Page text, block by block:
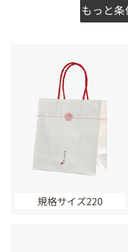
もっと
規格サイズ220